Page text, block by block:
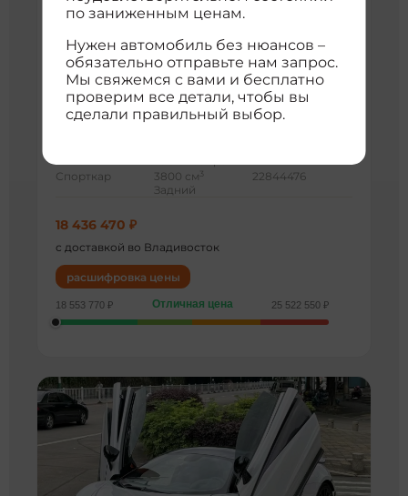
Спорткар
3800 см 3
Задний
22844476
18 436 470 ₽
с доставкой во Владивосток
расшифровка цены
18 553 770 ₽ Отличная цена 25 522 550 ₽
по заниженным ценам.
Нужен автомобиль без нюансов –
обязательно отправьте нам запрос.
Мы свяжемся с вами и бесплатно
проверим все детали, чтобы вы
сделали правильный выбор.